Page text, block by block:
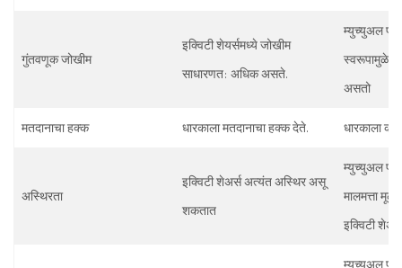
गुंतवणूक जोखीम
इक्विटी शेयर्समध्ये जोखीम
साधारणत: अधिक असते.
म्युच्युअल
स्वरूपामुळे
असतो
मतदानाचा हक्क धारकाला मतदानाचा हक्क देते. धारकाला
अस्थिरता
इक्विटी शेअर्स अत्यंत अस्थिर असू
शकतात
म्युच्युअल
मालमत्ता
इक्विटी
म्युच्युअल फंड